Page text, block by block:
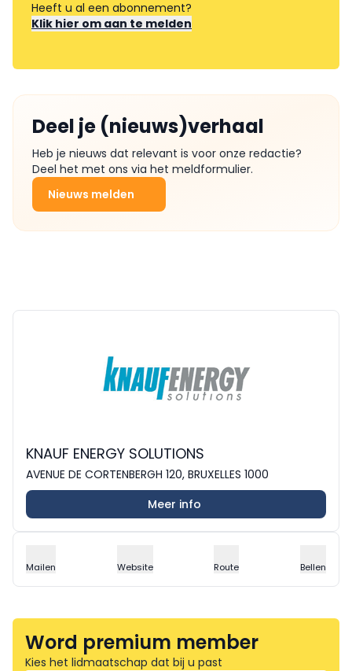
Heeft u al een abonnement?
Klik hier om aan te melden
Deel je (nieuws)verhaal
Heb je nieuws dat relevant is voor onze redactie?
Deel het met ons via het meldformulier.
Nieuws melden
KNAUF ENERGY SOLUTIONS
AVENUE DE CORTENBERGH 120, BRUXELLES 1000
Meer info
Mailen Website Route Bellen
Word premium member
Kies het lidmaatschap dat bij u past